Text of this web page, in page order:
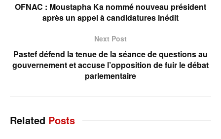
OFNAC : Moustapha Ka nommé nouveau président
après un appel à candidatures inédit
Next Post
Pastef défend la tenue de la séance de questions au
gouvernement et accuse l’opposition de fuir le débat
parlementaire
Related Posts